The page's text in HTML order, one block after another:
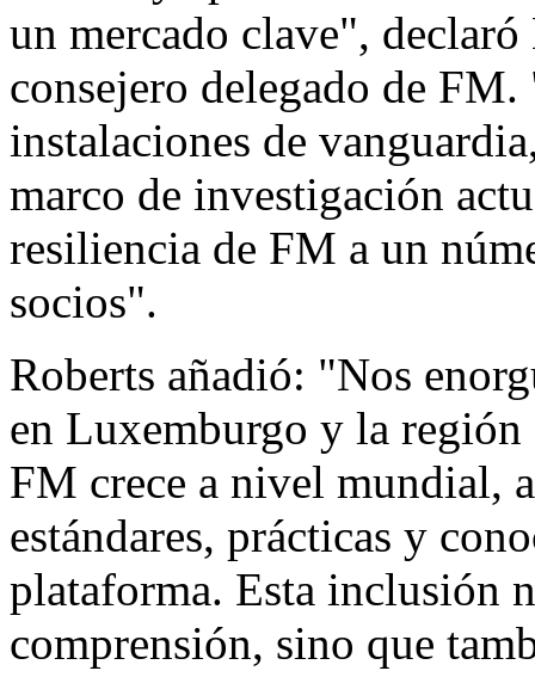
un mercado clave", declaró
consejero delegado de
instalaciones de
marco de investigación
resiliencia de FM a un
socios".
Roberts añadió: "Nos
en Luxemburgo y la
FM crece a nivel mundial,
estándares, prácticas y
plataforma. Esta inclusión
comprensión, sino que